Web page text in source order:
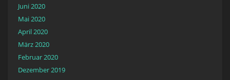
Juni 2020
Mai 2020
April 2020
März 2020
Februar 2020
Dezember 2019